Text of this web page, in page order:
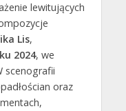
lewitujących
Lis,
2024, we
scenografii
oraz